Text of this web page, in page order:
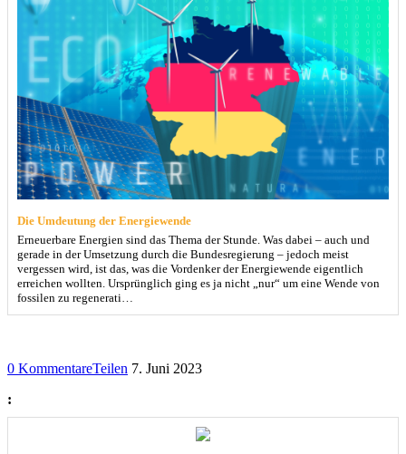
Die Umdeutung der Energiewende
Erneuerbare Energien sind das Thema der Stunde. Was dabei – auch und
gerade in der Umsetzung durch die Bundesregierung – jedoch meist
vergessen wird, ist das, was die Vordenker der Energiewende eigentlich
erreichen wollten. Ursprünglich ging es ja nicht „nur“ um eine Wende von
fossilen zu regenerati…
0 KommentareTeilen 7. Juni 2023
: